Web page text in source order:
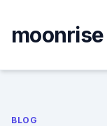
content
BLOG